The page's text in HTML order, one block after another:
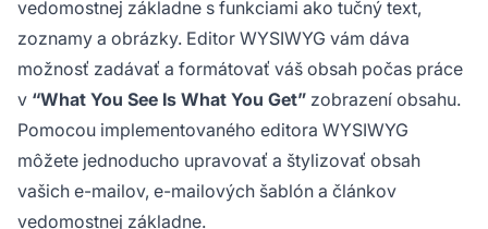
vedomostnej základne s funkciami ako tučný text,
zoznamy a obrázky. Editor WYSIWYG vám dáva
možnosť zadávať a formátovať váš obsah počas práce
v “What You See Is What You Get” zobrazení obsahu.
Pomocou implementovaného editora WYSIWYG
môžete jednoducho upravovať a štylizovať obsah
vašich e-mailov, e-mailových šablón a článkov
vedomostnej základne.